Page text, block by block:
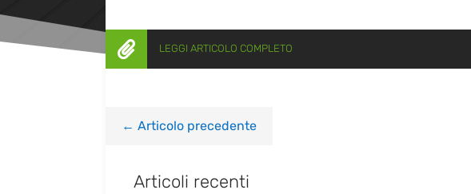
 LEGGI ARTICOLO COMPLETO
← Articolo precedente
Articoli recenti